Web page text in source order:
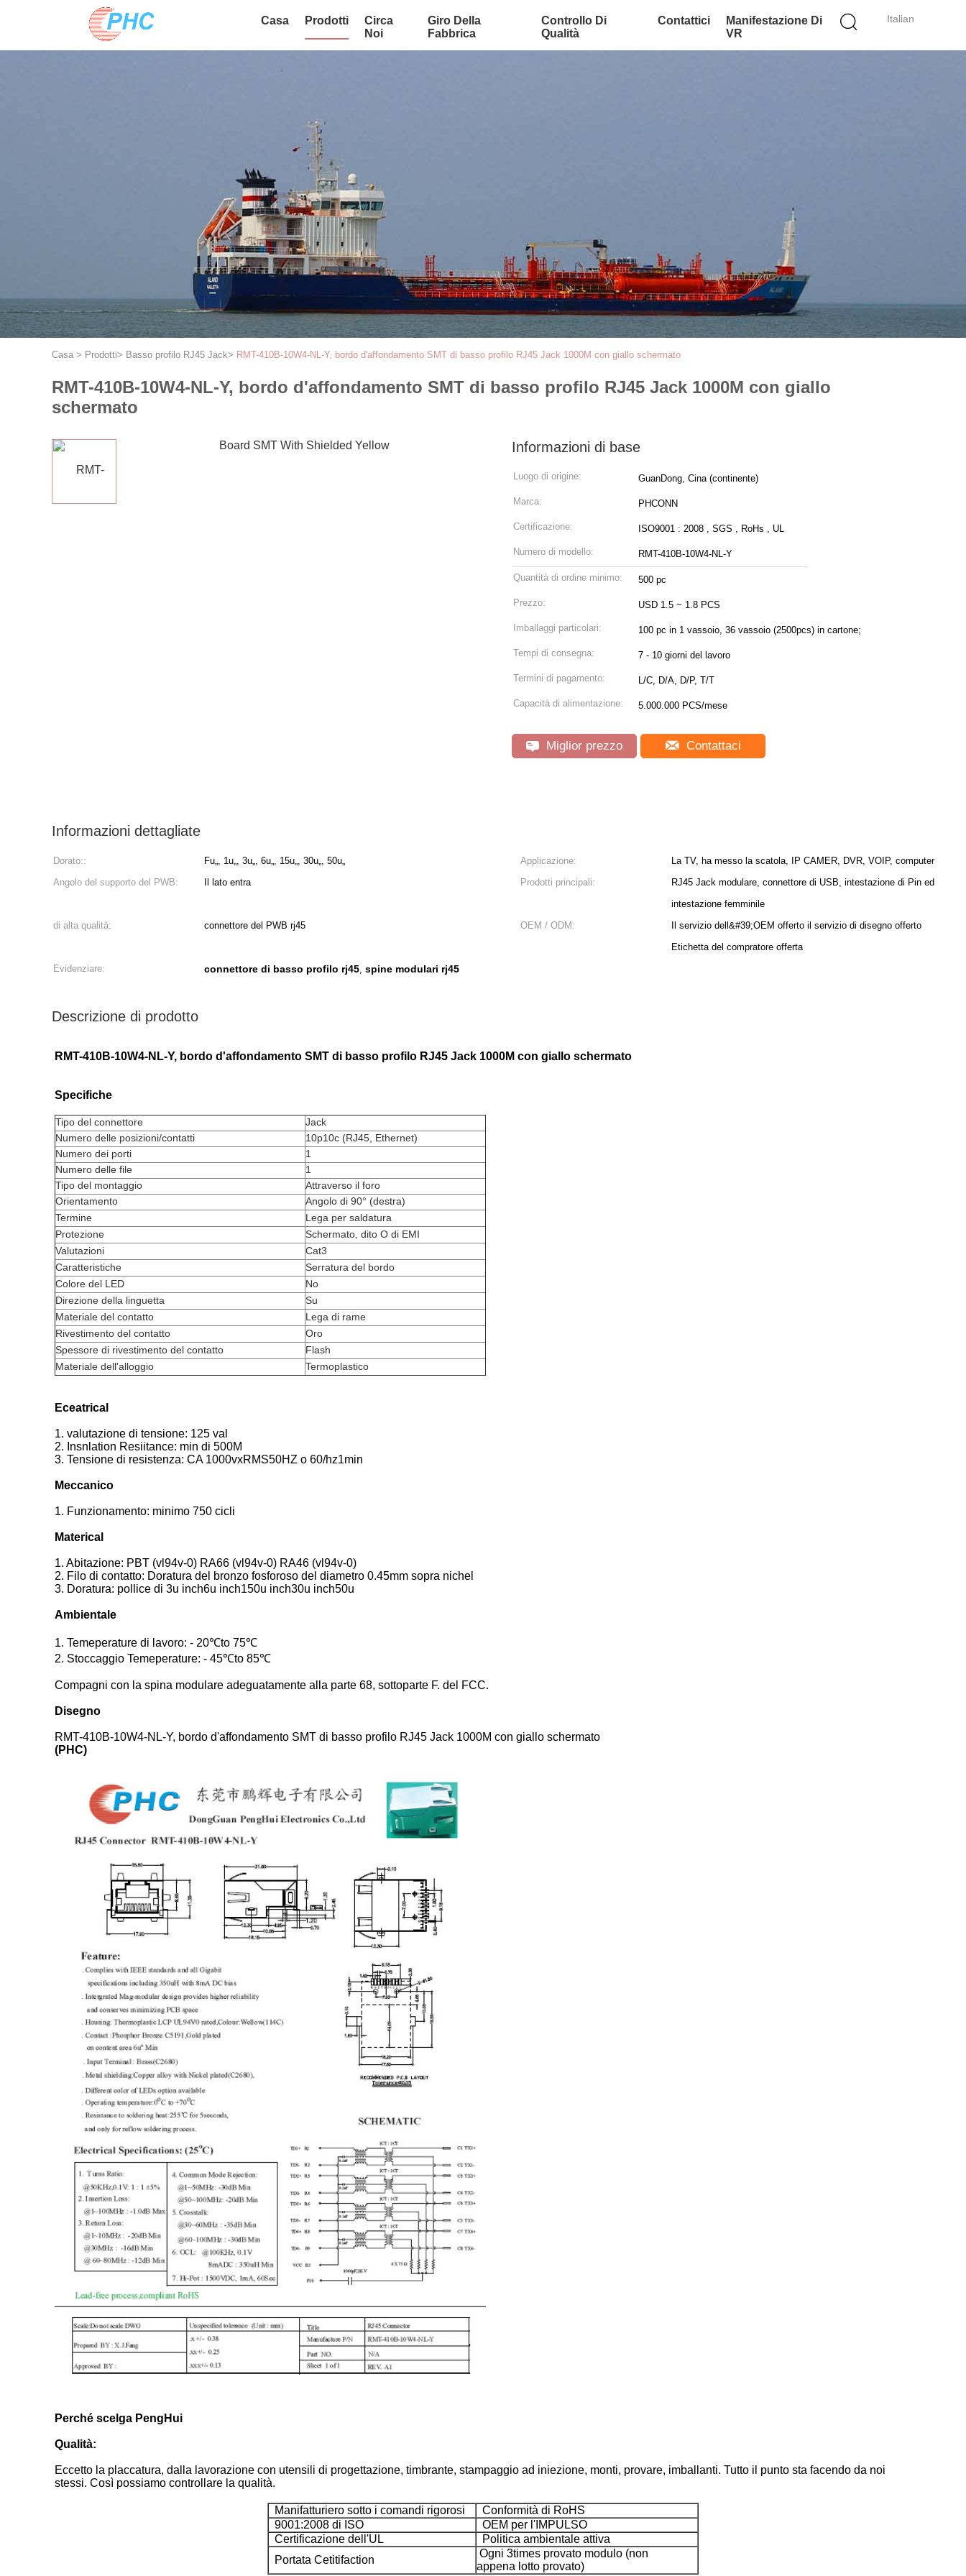
Italian
Casa Prodotti
Circa
Noi
Giro Della
Fabbrica
Controllo Di
Qualità
Contattici
Manifestazione Di
VR
Casa > Prodotti> Basso profilo RJ45 Jack> RMT-410B-10W4-NL-Y, bordo d'affondamento SMT di basso profilo RJ45 Jack 1000M con giallo schermato
RMT-410B-10W4-NL-Y, bordo d'affondamento SMT di basso profilo RJ45 Jack 1000M con giallo
schermato
Informazioni di base
Luogo di origine: GuanDong, Cina (continente)
Marca: PHCONN
Certificazione: ISO9001 : 2008 , SGS , RoHs , UL
Numero di modello: RMT-410B-10W4-NL-Y
Quantità di ordine minimo: 500 pc
Prezzo: USD 1.5 ~ 1.8 PCS
Imballaggi particolari: 100 pc in 1 vassoio, 36 vassoio (2500pcs) in cartone;
Tempi di consegna: 7 - 10 giorni del lavoro
Termini di pagamento: L/C, D/A, D/P, T/T
Capacità di alimentazione: 5.000.000 PCS/mese
Miglior prezzo Contattaci
Informazioni dettagliate
Dorato:: Fu„, 1u„, 3u„, 6u„, 15u„, 30u„, 50u„ Applicazione:
La TV, ha messo la scatola, IP CAMER, DVR, VOIP, computer
Angolo del supporto del PWB:
Il lato entra Prodotti principali:
RJ45 Jack modulare, connettore di USB, intestazione di Pin ed
intestazione femminile
di alta qualità:
connettore del PWB rj45 OEM / ODM:
Il servizio dell&#39;OEM offerto il servizio di disegno offerto
Etichetta del compratore offerta
Evidenziare:
connettore di basso profilo rj45, spine modulari rj45
Descrizione di prodotto
RMT-410B-10W4-NL-Y, bordo d'affondamento SMT di basso profilo RJ45 Jack 1000M con giallo schermato
Specifiche
Tipo del connettore
Jack
Numero delle posizioni/contatti
10p10c (RJ45, Ethernet)
Numero dei porti
1
Numero delle file
1
Tipo del montaggio
Attraverso il foro
Orientamento
Angolo di 90° (destra)
Termine
Lega per saldatura
Protezione
Schermato, dito O di EMI
Valutazioni
Cat3
Caratteristiche
Serratura del bordo
Colore del LED
No
Direzione della linguetta
Su
Materiale del contatto
Lega di rame
Rivestimento del contatto
Oro
Spessore di rivestimento del contatto
Flash
Materiale dell'alloggio
Termoplastico
Eceatrical
1. valutazione di tensione: 125 val
2. Insnlation Resiitance: min di 500M
3. Tensione di resistenza: CA 1000vxRMS50HZ o 60/hz1min
Meccanico
1. Funzionamento: minimo 750 cicli
Materical
1. Abitazione: PBT (vl94v-0) RA66 (vl94v-0) RA46 (vl94v-0)
2. Filo di contatto: Doratura del bronzo fosforoso del diametro 0.45mm sopra nichel
3. Doratura: pollice di 3u inch6u inch150u inch30u inch50u
Ambientale
1. Temeperature di lavoro: - 20℃to 75℃
2. Stoccaggio Temeperature: - 45℃to 85℃
Compagni con la spina modulare adeguatamente alla parte 68, sottoparte F. del FCC.
Disegno
RMT-410B-10W4-NL-Y, bordo d'affondamento SMT di basso profilo RJ45 Jack 1000M con giallo schermato
(PHC)
Perché scelga PengHui
Qualità:
Eccetto la placcatura, dalla lavorazione con utensili di progettazione, timbrante, stampaggio ad iniezione, monti, provare, imballanti. Tutto il punto sta facendo da noi
stessi. Così possiamo controllare la qualità.
Manifatturiero sotto i comandi rigorosi
Conformità di RoHS
9001:2008 di ISO
OEM per l'IMPULSO
Certificazione dell'UL
Politica ambientale attiva
Portata Cetitifaction
Ogni 3times provato modulo (non
appena lotto provato)